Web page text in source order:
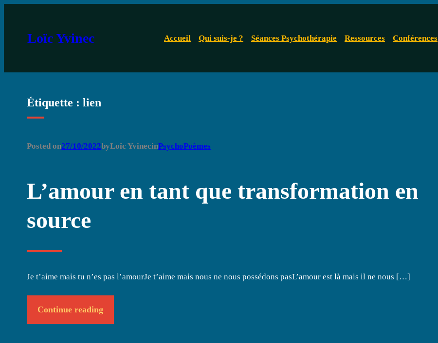
Loïc Yvinec Accueil Qui suis-je ? Séances Psychothérapie Ressources Conférences
Étiquette :lien
Posted on27/10/2022byLoïc YvinecinPsychoPoèmes
L’amour en tant que transformation en
source
Je t’aime mais tu n’es pas l’amourJe t’aime mais nous ne nous possédons pasL’amour est là mais il ne nous […]
Continue reading